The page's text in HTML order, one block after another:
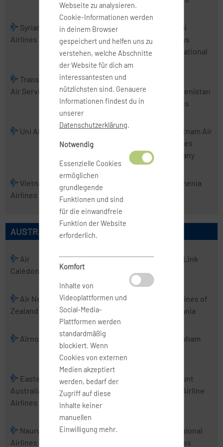
Syrian Arab
Airlines
Tajik Air
AirAsia
Thai
Airways
International
TransNusa
Air Services
Tri-MG Intra
Asia Airlines
Trigana Air
Service
Turkmenistan
Airlines
Uni Air
Uzbekistan
Airways
VietJet Air
Vietnam Air
Services
Company
Vietnam
Airlines
Wings
Abadi Airlines
Yemenia
AUSTRALISCHE AIRLINES
Air
Calédonie
Air
Chathams
Air Kiribati Air Link
Air New
Zealand
Air Vanuatu Aircalin
Airlines of
Tasmania
Airnorth Airwork Cobham
Eastern
Australia
Airlines
Fiji Airways
Mount
Cook Airline
Nauru
Airlines
PNG Air
Regional
Express
Webseite zu analysieren.
Cookie-Informationen werden
in deinem Browser
gespeichert und helfen uns zu
verstehen, welche Abschnitte
der Website für dich am
interessantesten und
nützlichsten sind. Genauere
Informationen findest du in
unserer
Datenschutzerklärung.
Notwendig
Essenzielle Cookies
ermöglichen
grundlegende
Funktionen und sind
für die einwandfreie
Funktion der Website
erforderlich.
Komfort
Inhalte von
Videoplattformen und
Social-Media-
Plattformen werden
standardmäßig
blockiert. Wenn
Cookies von externen
Medien akzeptiert
werden, bedarf der
Zugriff auf diese
Inhalte keiner
manuellen
Einwilligung mehr.